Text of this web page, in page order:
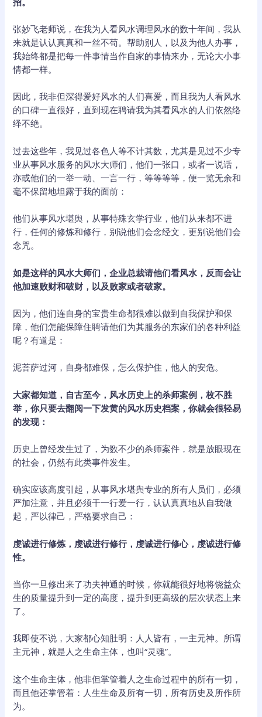
张妙飞老师说，在我为人看风水调理风水的数十年间，我从
来就是认认真真和一丝不苟。帮助别人，以及为他人办事，
我始终都是把每一件事情当作自家的事情来办，无论大小事
情都一样。
因此，我非但深得爱好风水的人们喜爱，而且我为人看风水
的口碑一直很好，直到现在聘请我为其看风水的人们依然络
绎不绝。
过去这些年，我见过各色人等不计其数，尤其是见过不少专
业从事风水服务的风水大师们，他们一张口，或者一说话，
亦或他们的一举一动、一言一行，等等等等，便一览无余和
毫不保留地坦露于我的面前：
他们从事风水堪舆，从事特殊玄学行业，他们从来都不进
行，任何的修炼和修行，别说他们会念经文，更别说他们会
念咒。
如是这样的风水大师们，企业总裁请他们看风水，反而会让
他加速败财和破财，以及败家或者破家。
因为，他们连自身的宝贵生命都很难以做到自我保护和保
障，他们怎能保障住聘请他们为其服务的东家们的各种利益
呢？有道是：
泥菩萨过河，自身都难保，怎么保护住，他人的安危。
大家都知道，自古至今，风水历史上的杀师案例，枚不胜
举，你只要去翻阅一下发黄的风水历史档案，你就会很轻易
的发现：
历史上曾经发生过了，为数不少的杀师案件，就是放眼现在
的社会，仍然有此类事件发生。
确实应该高度引起，从事风水堪舆专业的所有人员们，必须
严加注意，并且必须干一行爱一行，认认真真地从自我做
起，严以律己，严格要求自己：
虔诚进行修炼，虔诚进行修行，虔诚进行修心，虔诚进行修
性。
当你一旦修出来了功夫神通的时候，你就能很好地将饶益众
生的质量提升到一定的高度，提升到更高级的层次状态上来
了。
我即使不说，大家都心知肚明：人人皆有，一主元神。所谓
主元神，就是人之生命主体，也叫“灵魂”。
这个生命主体，他非但掌管着人之生命过程中的所有一切，
而且他还掌管着：人生生命及所有一切，所有历史及所作所
为。